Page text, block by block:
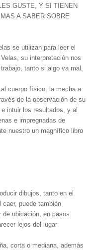
GUSTE, Y SI TIENEN
A SABER SOBRE
se utilizan para leer el
su interpretación nos
tanto si algo va mal,
cuerpo físico, la mecha a
de la observación de su
intuir los resultados, y al
e impregnadas de
nuestro un magnífico libro
dibujos, tanto en el
puede también
de ubicación, en casos
lejos del lugar
corta o mediana, además